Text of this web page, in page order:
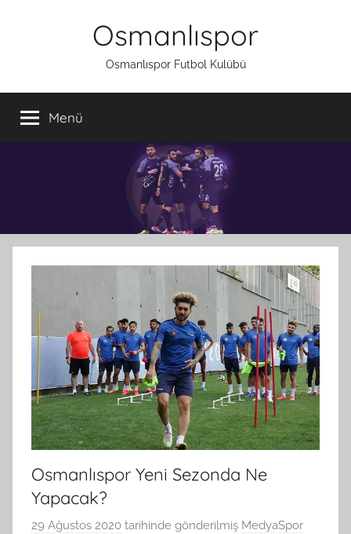
Osmanlıspor
Osmanlıspor Futbol Kulübü
Menü
Osmanlıspor Yeni Sezonda Ne
Yapacak?
29 Ağustos 2020 tarihinde gönderilmiş MedyaSpor